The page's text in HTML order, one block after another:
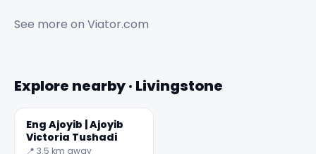
See more on Viator.com
Explore nearby · Livingstone
Eng Ajoyib | Ajoyib
Victoria Tushadi
📍 3.5 km away